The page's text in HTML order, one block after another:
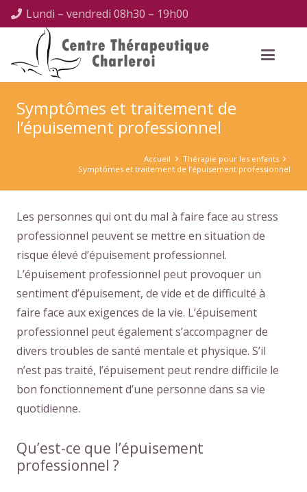
Lundi – vendredi 08h30 – 19h00
Symptômes et traitement de
l’épuisement professionnel
Accueil
Thérapie pour les enfants
Symptômes et traitement de l’épuisement professionnel
Les personnes qui ont du mal à faire face au stress
professionnel peuvent se mettre en situation de
risque élevé d’épuisement professionnel.
L’épuisement professionnel peut provoquer un
sentiment d’épuisement, de vide et de difficulté à
faire face aux exigences de la vie. L’épuisement
professionnel peut également s’accompagner de
divers troubles de santé mentale et physique. S’il
n’est pas traité, l’épuisement peut rendre difficile le
bon fonctionnement d’une personne dans sa vie
quotidienne.
Qu’est-ce que l’épuisement
professionnel ?